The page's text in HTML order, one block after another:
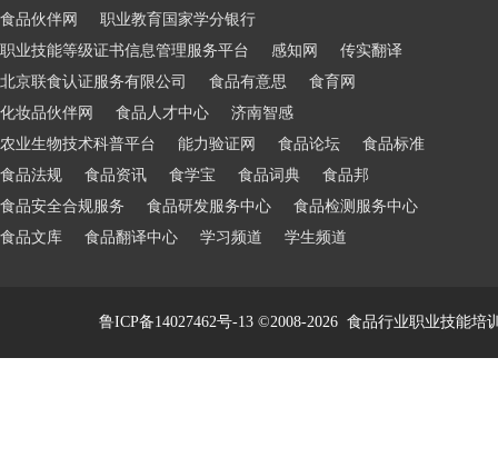
食品伙伴网
职业教育国家学分银行
职业技能等级证书信息管理服务平台
感知网
传实翻译
北京联食认证服务有限公司
食品有意思
食育网
化妆品伙伴网
食品人才中心
济南智感
农业生物技术科普平台
能力验证网 食品论坛
食品标准
食品法规
食品资讯 食学宝 食品词典
食品邦
食品安全合规服务
食品研发服务中心
食品检测服务中心
食品文库
食品翻译中心 学习频道 学生频道
鲁ICP备14027462号-13©2008-2026 食品行业职业技能培